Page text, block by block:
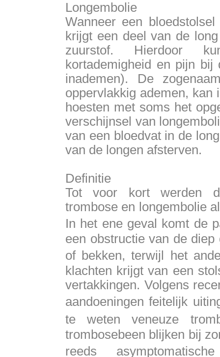
Longembolie
Wanneer een
krijgt een deel van de
zuurstof. Hierdoor
kortademigheid en pijn
inademen). De
oppervlakkig ademen, kan
hoesten met soms het
verschijnsel van
van een bloedvat in de
van de longen afsterven.
Definitie
Tot voor kort werden
trombose en longembolie
In het ene geval komt de
een obstructie van de
of bekken, terwijl het
klachten krijgt van een
vertakkingen. Volgens
aandoeningen feitelijk
te weten veneuze
trombosebeen blijken bij
reeds